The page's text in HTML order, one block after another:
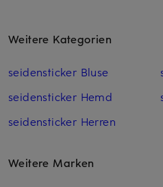
Weitere Kategorien
seidensticker Bluse
seidensticker Hemd
seidensticker Herren
Weitere Marken